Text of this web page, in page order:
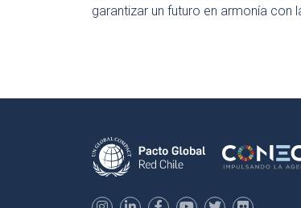
garantizar un futuro en armonía con